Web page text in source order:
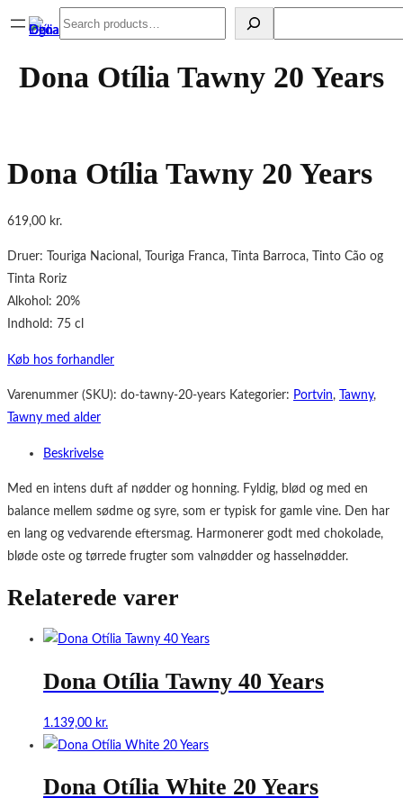
Spring
Search
Dona Otília Tawny 20 Years
Dona Otília Tawny 20 Years
619,00 kr.
Druer: Touriga Nacional, Touriga Franca, Tinta Barroca, Tinto Cão og
Tinta Roriz
Alkohol: 20%
Indhold: 75 cl
Køb hos forhandler
Varenummer (SKU): do-tawny-20-years Kategorier: Portvin, Tawny,
Tawny med alder
Beskrivelse
Med en intens duft af nødder og honning. Fyldig, blød og med en
balance mellem sødme og syre, som er typisk for gamle vine. Den har
en lang og vedvarende eftersmag. Harmonerer godt med chokolade,
bløde oste og tørrede frugter som valnødder og hasselnødder.
Relaterede varer
Dona Otília Tawny 40 Years
1.139,00 kr.
Dona Otília White 20 Years